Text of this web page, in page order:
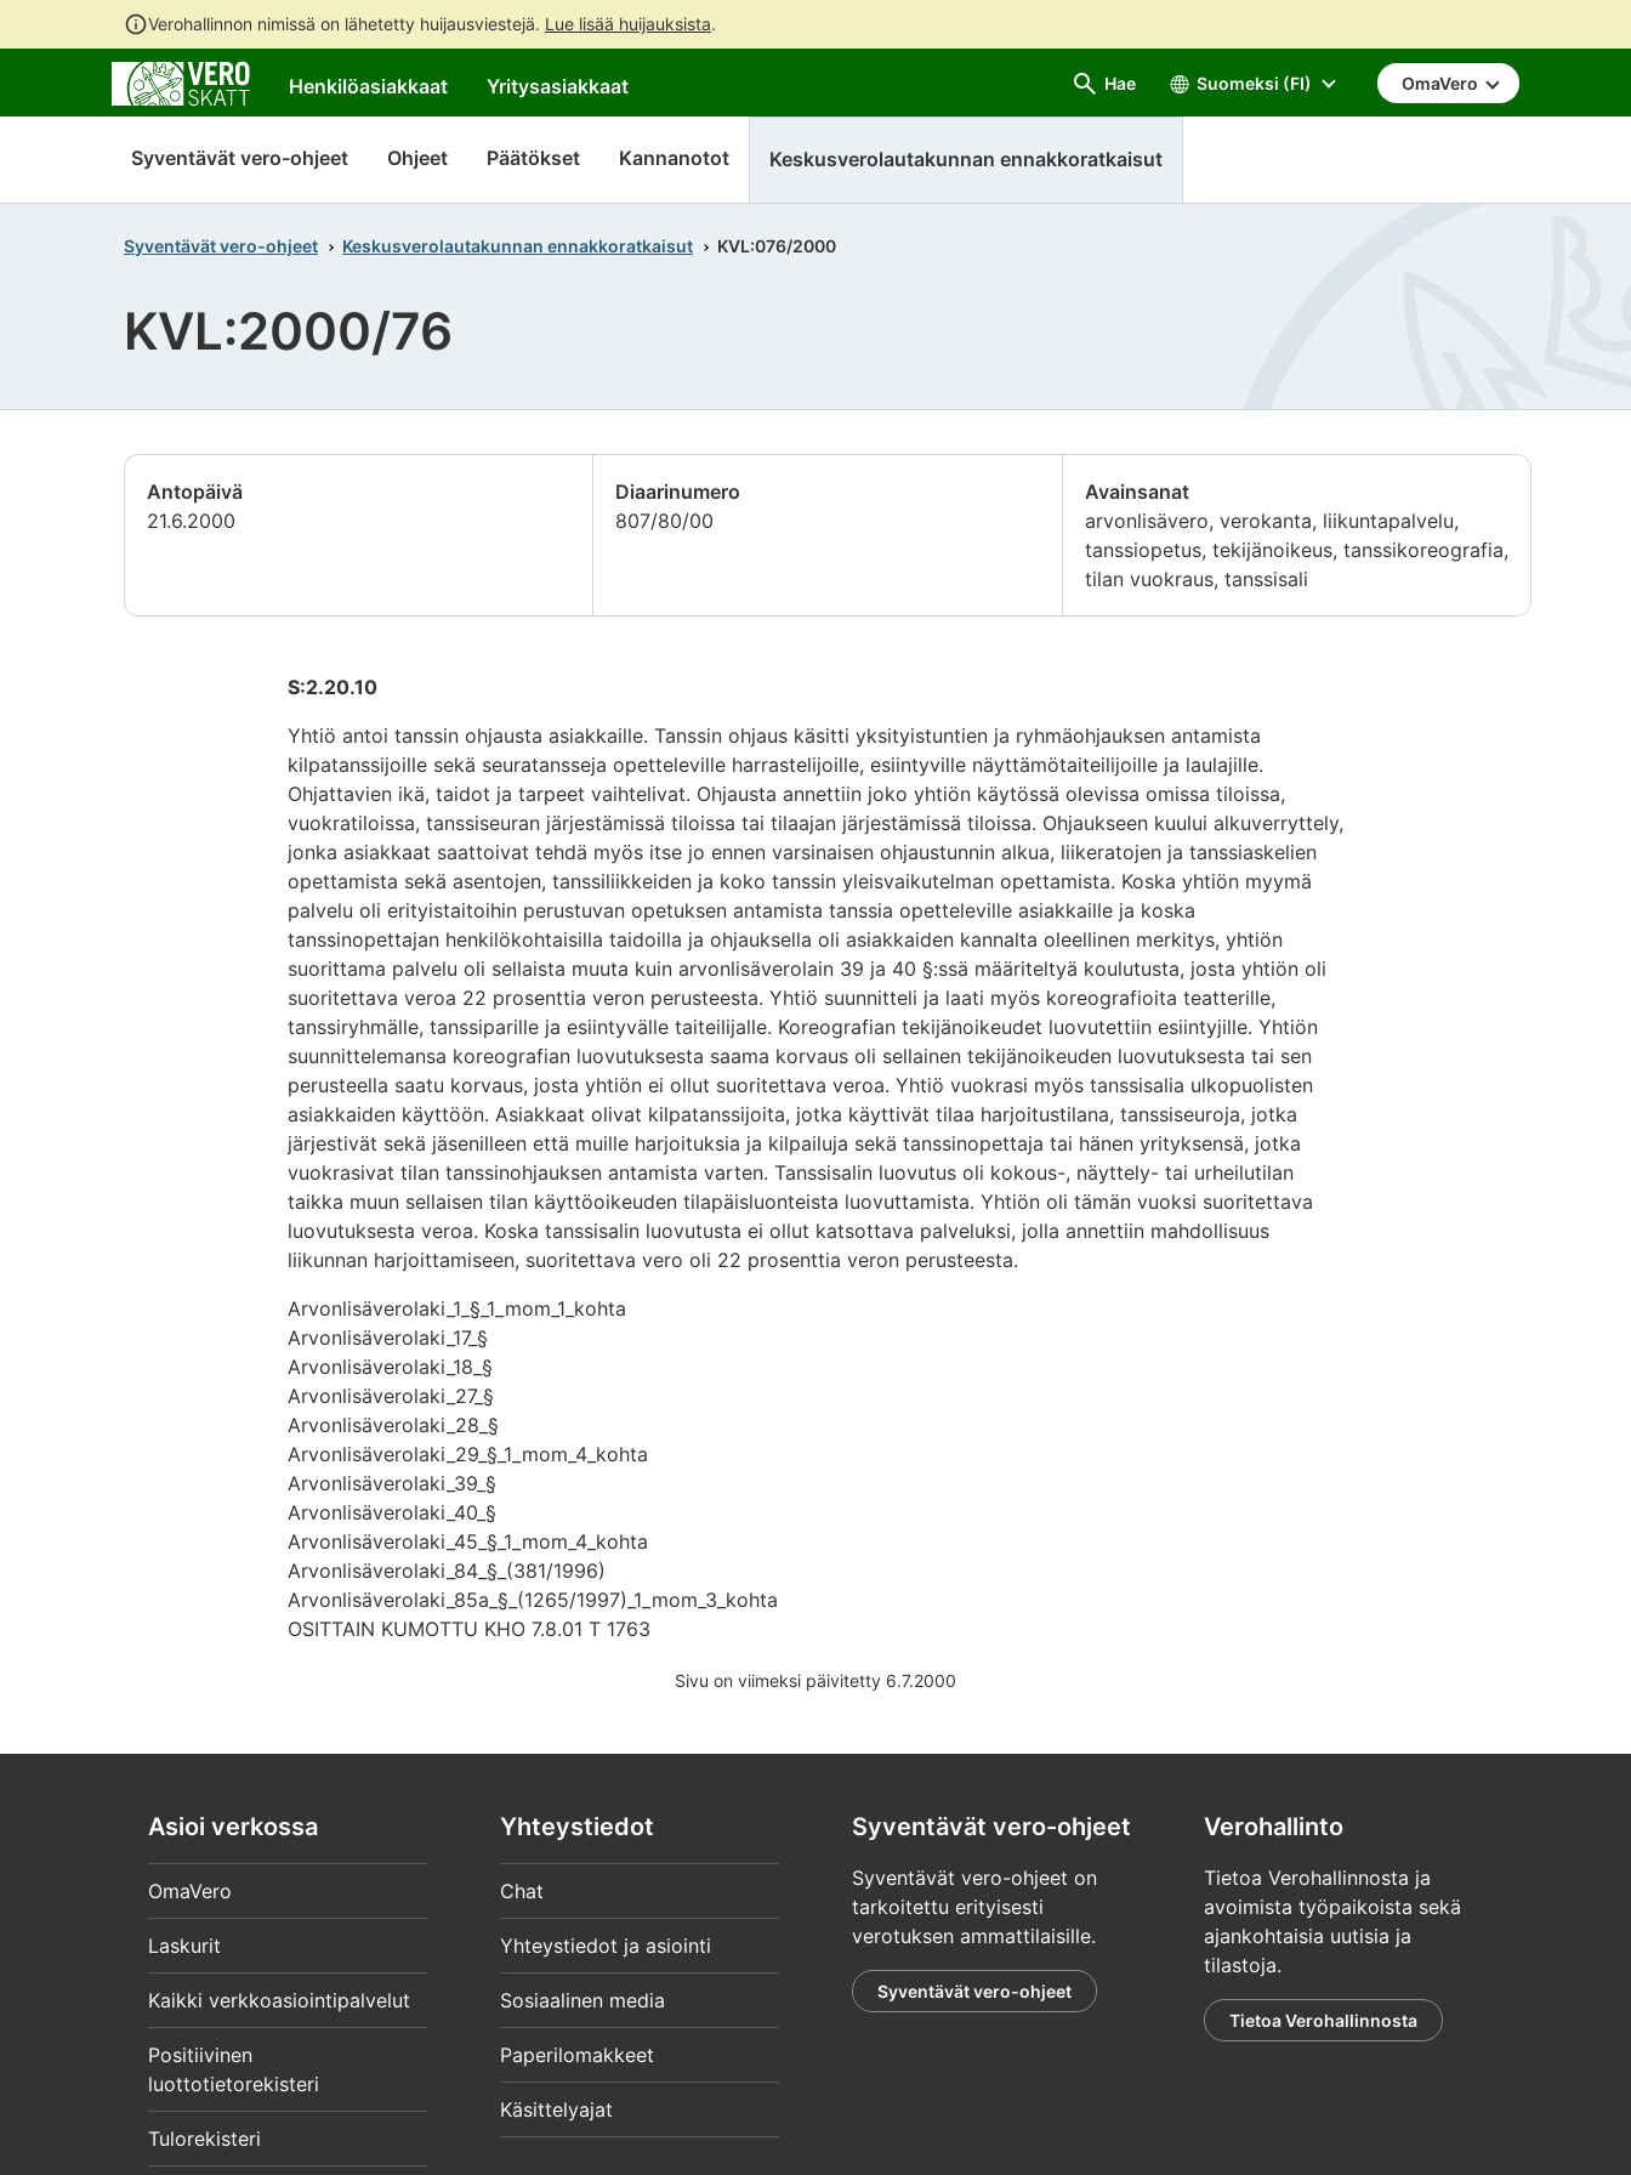
Verohallinnon nimissä on lähetetty huijausviestejä. Lue lisää huijauksista.
sisältöön
sivuston
hakuun
Henkilöasiakkaat Yritysasiakkaat Hae Suomeksi (FI) OmaVero
Syventävät vero-ohjeet Ohjeet Päätökset Kannanotot Keskusverolautakunnan ennakkoratkaisut
Syventävät vero-ohjeet Keskusverolautakunnan ennakkoratkaisut KVL:076/2000
KVL:2000/76
Antopäivä
21.6.2000
Diaarinumero
807/80/00
Avainsanat
arvonlisävero, verokanta, liikuntapalvelu,
tanssiopetus, tekijänoikeus, tanssikoreografia,
tilan vuokraus, tanssisali
S:2.20.10
Yhtiö antoi tanssin ohjausta asiakkaille. Tanssin ohjaus käsitti yksityistuntien ja ryhmäohjauksen antamista
kilpatanssijoille sekä seuratansseja opetteleville harrastelijoille, esiintyville näyttämötaiteilijoille ja laulajille.
Ohjattavien ikä, taidot ja tarpeet vaihtelivat. Ohjausta annettiin joko yhtiön käytössä olevissa omissa tiloissa,
vuokratiloissa, tanssiseuran järjestämissä tiloissa tai tilaajan järjestämissä tiloissa. Ohjaukseen kuului alkuverryttely,
jonka asiakkaat saattoivat tehdä myös itse jo ennen varsinaisen ohjaustunnin alkua, liikeratojen ja tanssiaskelien
opettamista sekä asentojen, tanssiliikkeiden ja koko tanssin yleisvaikutelman opettamista. Koska yhtiön myymä
palvelu oli erityistaitoihin perustuvan opetuksen antamista tanssia opetteleville asiakkaille ja koska
tanssinopettajan henkilökohtaisilla taidoilla ja ohjauksella oli asiakkaiden kannalta oleellinen merkitys, yhtiön
suorittama palvelu oli sellaista muuta kuin arvonlisäverolain 39 ja 40 §:ssä määriteltyä koulutusta, josta yhtiön oli
suoritettava veroa 22 prosenttia veron perusteesta. Yhtiö suunnitteli ja laati myös koreografioita teatterille,
tanssiryhmälle, tanssiparille ja esiintyvälle taiteilijalle. Koreografian tekijänoikeudet luovutettiin esiintyjille. Yhtiön
suunnittelemansa koreografian luovutuksesta saama korvaus oli sellainen tekijänoikeuden luovutuksesta tai sen
perusteella saatu korvaus, josta yhtiön ei ollut suoritettava veroa. Yhtiö vuokrasi myös tanssisalia ulkopuolisten
asiakkaiden käyttöön. Asiakkaat olivat kilpatanssijoita, jotka käyttivät tilaa harjoitustilana, tanssiseuroja, jotka
järjestivät sekä jäsenilleen että muille harjoituksia ja kilpailuja sekä tanssinopettaja tai hänen yrityksensä, jotka
vuokrasivat tilan tanssinohjauksen antamista varten. Tanssisalin luovutus oli kokous-, näyttely- tai urheilutilan
taikka muun sellaisen tilan käyttöoikeuden tilapäisluonteista luovuttamista. Yhtiön oli tämän vuoksi suoritettava
luovutuksesta veroa. Koska tanssisalin luovutusta ei ollut katsottava palveluksi, jolla annettiin mahdollisuus
liikunnan harjoittamiseen, suoritettava vero oli 22 prosenttia veron perusteesta.
Arvonlisäverolaki_1_§_1_mom_1_kohta
Arvonlisäverolaki_17_§
Arvonlisäverolaki_18_§
Arvonlisäverolaki_27_§
Arvonlisäverolaki_28_§
Arvonlisäverolaki_29_§_1_mom_4_kohta
Arvonlisäverolaki_39_§
Arvonlisäverolaki_40_§
Arvonlisäverolaki_45_§_1_mom_4_kohta
Arvonlisäverolaki_84_§_(381/1996)
Arvonlisäverolaki_85a_§_(1265/1997)_1_mom_3_kohta
OSITTAIN KUMOTTU KHO 7.8.01 T 1763
Sivu on viimeksi päivitetty 6.7.2000
Asioi verkossa
OmaVero
Laskurit
Kaikki verkkoasiointipalvelut
Positiivinen
luottotietorekisteri
Tulorekisteri
Yhteystiedot
Chat
Yhteystiedot ja asiointi
Sosiaalinen media
Paperilomakkeet
Käsittelyajat
Syventävät vero-ohjeet
Syventävät vero-ohjeet on
tarkoitettu erityisesti
verotuksen ammattilaisille.
Syventävät vero-ohjeet
Verohallinto
Tietoa Verohallinnosta ja
avoimista työpaikoista sekä
ajankohtaisia uutisia ja
tilastoja.
Tietoa Verohallinnosta